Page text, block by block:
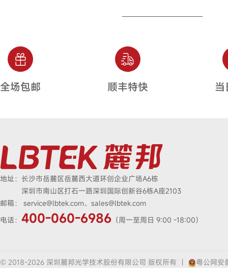
全场包邮 顺丰特快 当
地址： 长沙市岳麓区岳麓西大道环创企业广场A6栋
深圳市南山区打石一路深圳国际创新谷6栋A座2103
邮箱： service@lbtek.com、sales@lbtek.com
电话： 400-060-6986 （周一至周日 9:00 -18:00）
© 2018-2026 深圳麓邦光学技术股份有限公司 版权所有 粤公网安